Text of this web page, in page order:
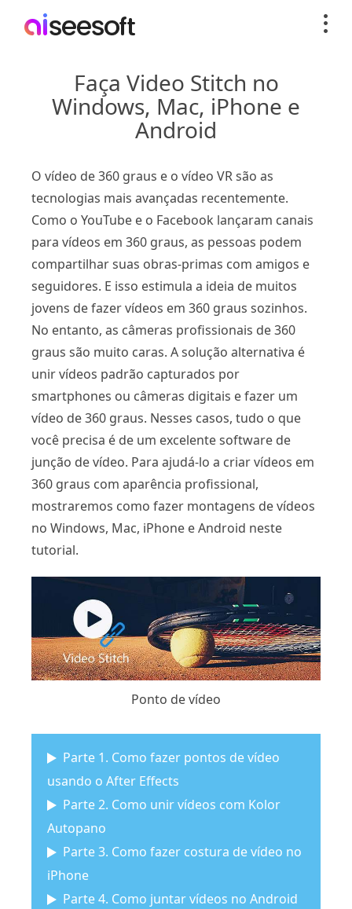
Faça Video Stitch no
Windows, Mac, iPhone e
Android
O vídeo de 360 ​​graus e o vídeo VR são as
tecnologias mais avançadas recentemente.
Como o YouTube e o Facebook lançaram canais
para vídeos em 360 graus, as pessoas podem
compartilhar suas obras-primas com amigos e
seguidores. E isso estimula a ideia de muitos
jovens de fazer vídeos em 360 graus sozinhos.
No entanto, as câmeras profissionais de 360 ​​
graus são muito caras. A solução alternativa é
unir vídeos padrão capturados por
smartphones ou câmeras digitais e fazer um
vídeo de 360 ​​graus. Nesses casos, tudo o que
você precisa é de um excelente software de
junção de vídeo. Para ajudá-lo a criar vídeos em
360 graus com aparência profissional,
mostraremos como fazer montagens de vídeos
no Windows, Mac, iPhone e Android neste
tutorial.
Ponto de vídeo
Parte 1. Como fazer pontos de vídeo
usando o After Effects
Parte 2. Como unir vídeos com Kolor
Autopano
Parte 3. Como fazer costura de vídeo no
iPhone
Parte 4. Como juntar vídeos no Android